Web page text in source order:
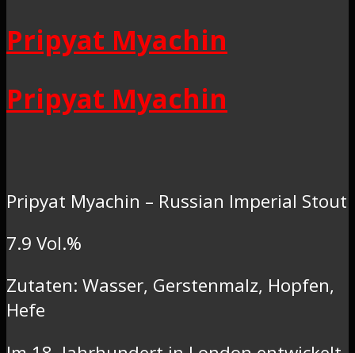
Pripyat Myachin
Pripyat Myachin
Pripyat Myachin – Russian Imperial Stout
7.9 Vol.%
Zutaten: Wasser, Gerstenmalz, Hopfen,
Hefe